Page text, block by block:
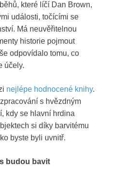
které líčí Dan Brown,
události, točícími se
Má neuvěřitelnou
historie pojmout
odpovídalo tomu, co
účely.
nejlépe hodnocené knihy.
s hvězdným
kdy se hlavní hrdina
si díky barvitému
byste byli uvnitř.
budou bavit